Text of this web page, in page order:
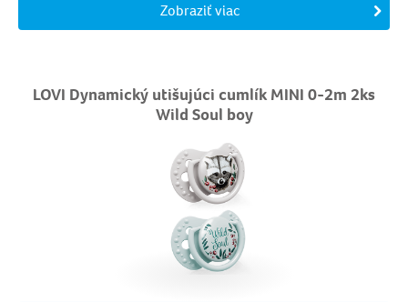
Zobraziť viac
LOVI Dynamický utišujúci cumlík MINI 0-2m 2ks
Wild Soul boy